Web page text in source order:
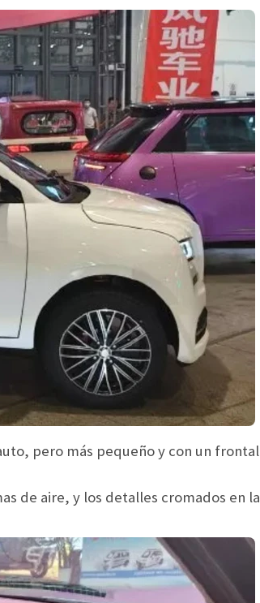
pero más pequeño y con un frontal
de aire, y los detalles cromados en la